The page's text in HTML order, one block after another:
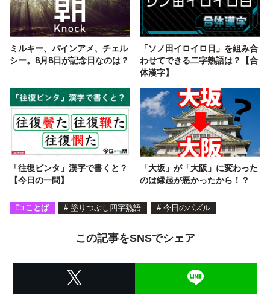
ミルキー、パインアメ、チェル
シー。8月8日が記念日なのは？
「ソノ田イロイロ日」を組み合
わせてできる二字熟語は？【合
体漢字】
「往復ビンタ」漢字で書くと？
【今日の一問】
「大坂」が「大阪」に変わった
のは縁起が悪かったから！？
ことば # 塗りつぶし四字熟語 # 今日のパズル
この記事をSNSでシェア